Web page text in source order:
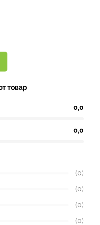
товар
0,0
0,0
(0)
(0)
(0)
(0)